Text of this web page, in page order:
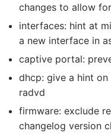
changes to allow
interfaces: hint at
a new interface in
captive portal:
dhcp: give a hint
radvd
firmware: exclude
changelog version